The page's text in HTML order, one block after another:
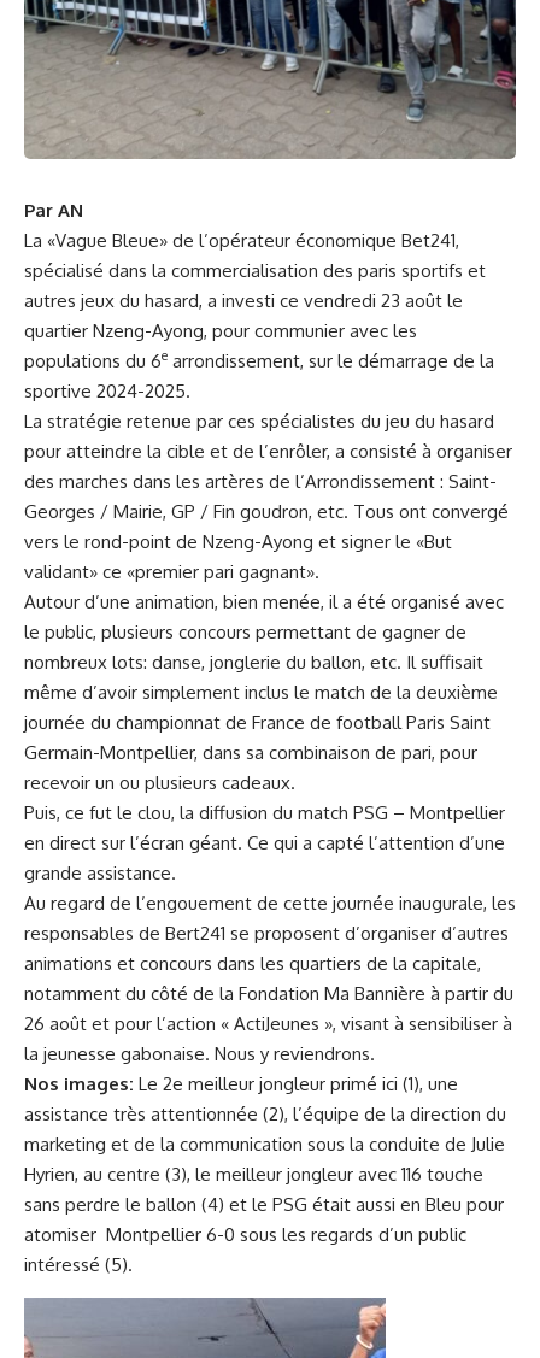
Par AN
La «Vague Bleue» de l’opérateur économique Bet241,
spécialisé dans la commercialisation des paris sportifs et
autres jeux du hasard, a investi ce vendredi 23 août le
quartier Nzeng-Ayong, pour communier avec les
populations du 6e arrondissement, sur le démarrage de la
sportive 2024-2025.
La stratégie retenue par ces spécialistes du jeu du hasard
pour atteindre la cible et de l’enrôler, a consisté à organiser
des marches dans les artères de l’Arrondissement : Saint-
Georges / Mairie, GP / Fin goudron, etc. Tous ont convergé
vers le rond-point de Nzeng-Ayong et signer le «But
validant» ce «premier pari gagnant».
Autour d’une animation, bien menée, il a été organisé avec
le public, plusieurs concours permettant de gagner de
nombreux lots: danse, jonglerie du ballon, etc. Il suffisait
même d’avoir simplement inclus le match de la deuxième
journée du championnat de France de football Paris Saint
Germain-Montpellier, dans sa combinaison de pari, pour
recevoir un ou plusieurs cadeaux.
Puis, ce fut le clou, la diffusion du match PSG – Montpellier
en direct sur l’écran géant. Ce qui a capté l’attention d’une
grande assistance.
Au regard de l’engouement de cette journée inaugurale, les
responsables de Bert241 se proposent d’organiser d’autres
animations et concours dans les quartiers de la capitale,
notamment du côté de la Fondation Ma Bannière à partir du
26 août et pour l’action « ActiJeunes », visant à sensibiliser à
la jeunesse gabonaise. Nous y reviendrons.
Nos images: Le 2e meilleur jongleur primé ici (1), une
assistance très attentionnée (2), l’équipe de la direction du
marketing et de la communication sous la conduite de Julie
Hyrien, au centre (3), le meilleur jongleur avec 116 touche
sans perdre le ballon (4) et le PSG était aussi en Bleu pour
atomiser Montpellier 6-0 sous les regards d’un public
intéressé (5).